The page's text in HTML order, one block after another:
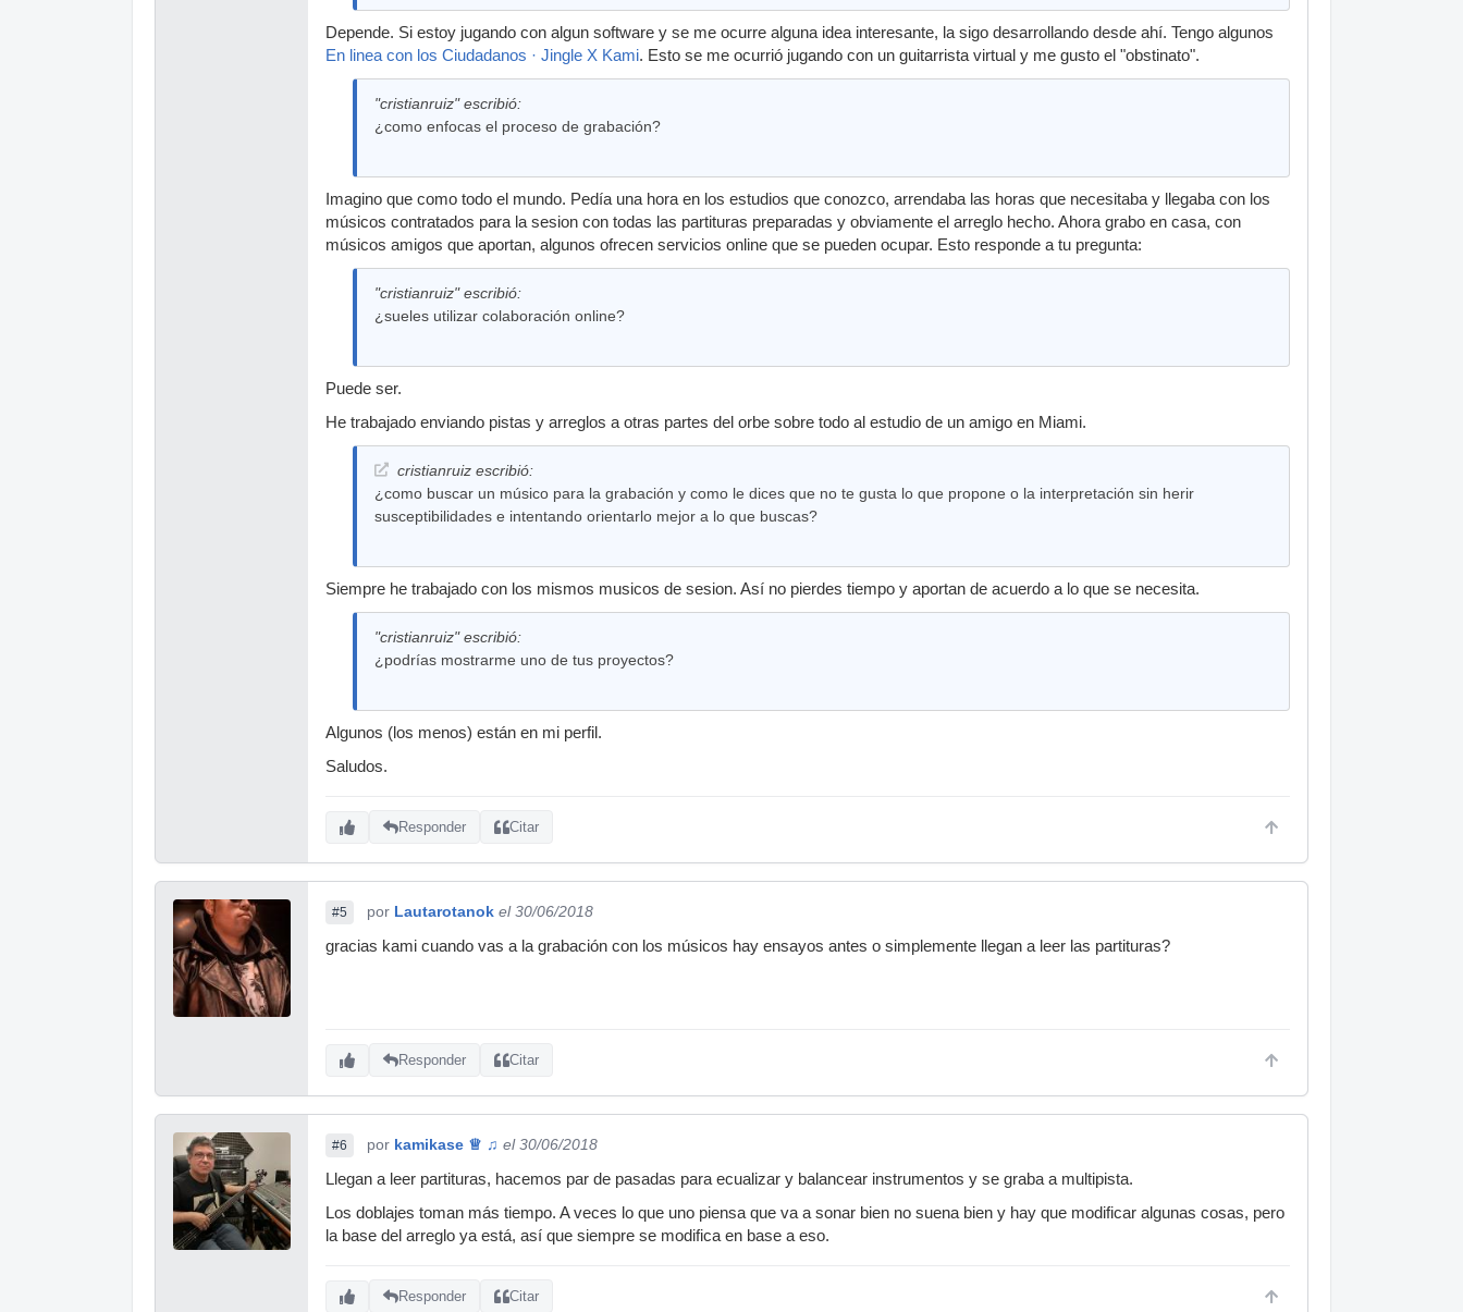
Depende. Si estoy jugando con algun software y se me ocurre alguna idea interesante, la sigo desarrollando desde ahí. Tengo algunos
En linea con los Ciudadanos · Jingle X Kami. Esto se me ocurrió jugando con un guitarrista virtual y me gusto el "obstinato".
"cristianruiz" escribió:
¿como enfocas el proceso de grabación?
Imagino que como todo el mundo. Pedía una hora en los estudios que conozco, arrendaba las horas que necesitaba y llegaba con los
músicos contratados para la sesion con todas las partituras preparadas y obviamente el arreglo hecho. Ahora grabo en casa, con
músicos amigos que aportan, algunos ofrecen servicios online que se pueden ocupar. Esto responde a tu pregunta:
"cristianruiz" escribió:
¿sueles utilizar colaboración online?
Puede ser.
He trabajado enviando pistas y arreglos a otras partes del orbe sobre todo al estudio de un amigo en Miami.
cristianruiz escribió:
¿como buscar un músico para la grabación y como le dices que no te gusta lo que propone o la interpretación sin herir
susceptibilidades e intentando orientarlo mejor a lo que buscas?
Siempre he trabajado con los mismos musicos de sesion. Así no pierdes tiempo y aportan de acuerdo a lo que se necesita.
"cristianruiz" escribió:
¿podrías mostrarme uno de tus proyectos?
Algunos (los menos) están en mi perfil.
Saludos.
Responder Citar
#5 por Lautarotanok el 30/06/2018
gracias kami cuando vas a la grabación con los músicos hay ensayos antes o simplemente llegan a leer las partituras?
Responder Citar
#6 por kamikase ♕ ♫ el 30/06/2018
Llegan a leer partituras, hacemos par de pasadas para ecualizar y balancear instrumentos y se graba a multipista.
Los doblajes toman más tiempo. A veces lo que uno piensa que va a sonar bien no suena bien y hay que modificar algunas cosas, pero
la base del arreglo ya está, así que siempre se modifica en base a eso.
Responder Citar